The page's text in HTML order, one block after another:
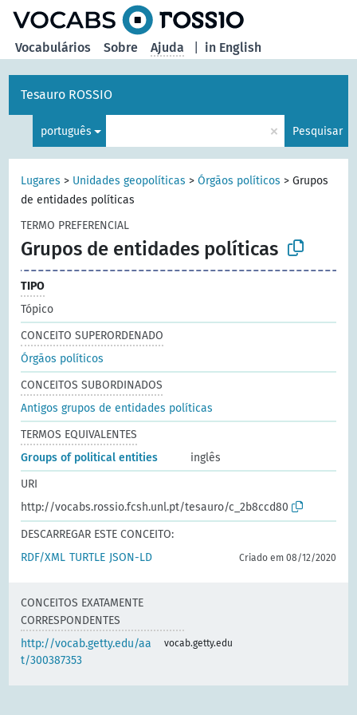
in English
Vocabulários Sobre Ajuda
Tesauro ROSSIO
português × Pesquisar
Lugares > Unidades geopolíticas >Órgãos políticos >Grupos
de entidades políticas
TERMO PREFERENCIAL
Grupos de entidades políticas
TIPO
Tópico
CONCEITO SUPERORDENADO
Órgãos políticos
CONCEITOS SUBORDINADOS
Antigos grupos de entidades políticas
TERMOS EQUIVALENTES
Groups of political entities
inglês
URI
http://vocabs.rossio.fcsh.unl.pt/tesauro/c_2b8ccd80
DESCARREGAR ESTE CONCEITO:
RDF/XML TURTLE JSON-LD Criado em 08/12/2020
CONCEITOS EXATAMENTE
CORRESPONDENTES
http://vocab.getty.edu/aa
t/300387353
vocab.getty.edu